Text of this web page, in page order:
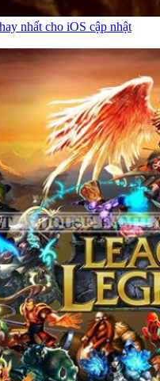
nhất cho iOS cập nhật